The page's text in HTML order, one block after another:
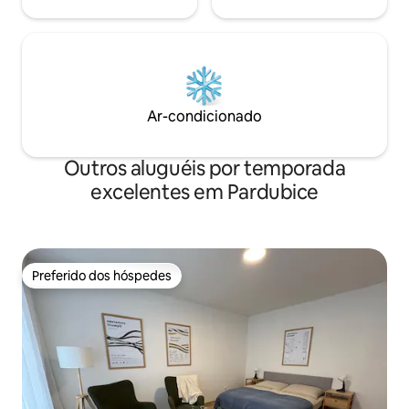
Ar-condicionado
Outros aluguéis por temporada
excelentes em Pardubice
Preferido dos hóspedes
Preferido dos hóspedes